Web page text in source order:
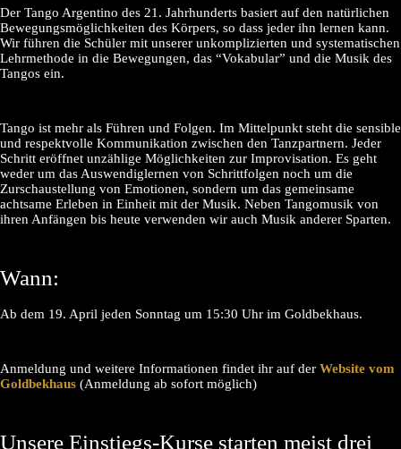
Der Tango Argentino des 21. Jahrhunderts basiert auf den natürlichen
Bewegungsmöglichkeiten des Körpers, so dass jeder ihn lernen kann.
Wir führen die Schüler mit unserer unkomplizierten und systematischen
Lehrmethode in die Bewegungen, das “Vokabular” und die Musik des
Tangos ein.
Tango ist mehr als Führen und Folgen. Im Mittelpunkt steht die sensible
und respektvolle Kommunikation zwischen den Tanzpartnern. Jeder
Schritt eröffnet unzählige Möglichkeiten zur Improvisation. Es geht
weder um das Auswendiglernen von Schrittfolgen noch um die
Zurschaustellung von Emotionen, sondern um das gemeinsame
achtsame Erleben in Einheit mit der Musik. Neben Tangomusik von
ihren Anfängen bis heute verwenden wir auch Musik anderer Sparten.
Wann:
Ab dem 19. April jeden Sonntag um 15:30 Uhr im Goldbekhaus.
Anmeldung und weitere Informationen findet ihr auf der Website vom
Goldbekhaus (Anmeldung ab sofort möglich)
Unsere Einstiegs-Kurse starten meist drei